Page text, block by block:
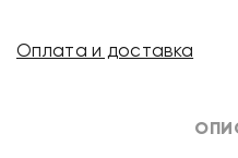
Оплата и доставка